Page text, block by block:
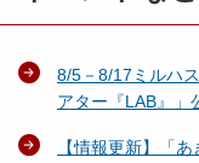
8/5－8/17ミルハ
アター『LAB』」
【情報更新】「